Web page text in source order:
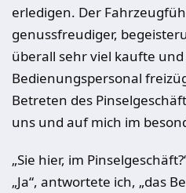
erledigen. Der
genussfreudiger,
überall sehr viel kaufte
Bedienungspersonal
Betreten des
uns und auf mich im
„Sie hier, im
„Ja“, antwortete ich, „das